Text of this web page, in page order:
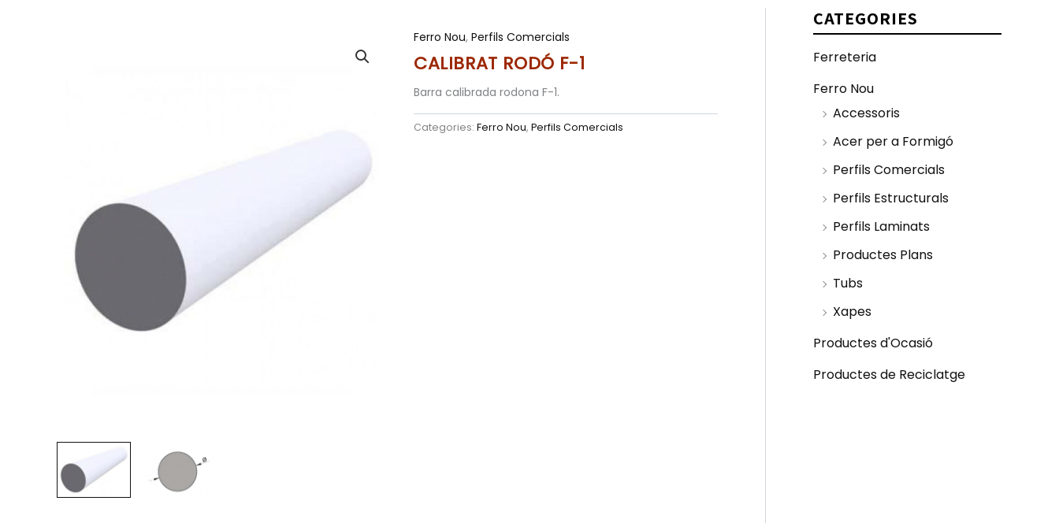
Ferro Nou,Perfils Comercials
CALIBRAT RODÓ F-1
Barra calibrada rodona F-1.
Categories:Ferro Nou,Perfils Comercials
CATEGORIES
Ferreteria
Ferro Nou
Accessoris
Acer per a Formigó
Perfils Comercials
Perfils Estructurals
Perfils Laminats
Productes Plans
Tubs
Xapes
Productes d'Ocasió
Productes de Reciclatge